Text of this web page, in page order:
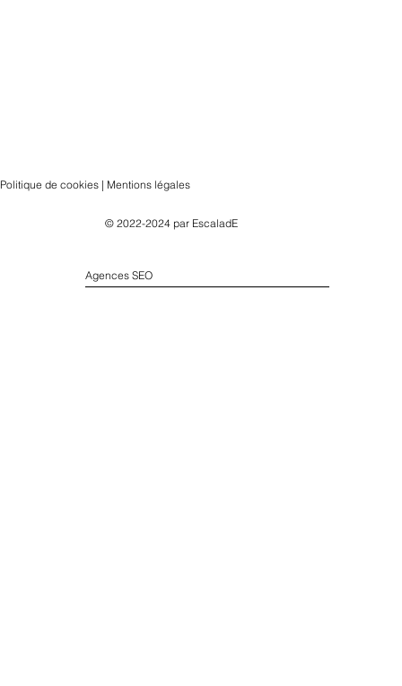
Politique de cookies | Mentions légales
© 2022-2024 par EscaladE
Agences SEO